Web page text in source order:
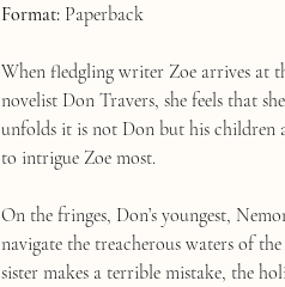
Format: Paperback
When fledgling writer Zoe arrives at
novelist Don Travers, she feels that
unfolds it is not Don but his children
to intrigue Zoe most.
On the fringes, Don’s youngest,
navigate the treacherous waters of
sister makes a terrible mistake, the